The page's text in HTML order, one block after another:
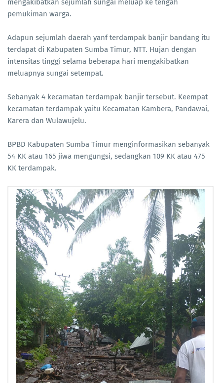
mengakibatkan sejumlah sungai meluap ke tengah
pemukiman warga.
Adapun sejumlah daerah yanf terdampak banjir bandang itu
terdapat di Kabupaten Sumba Timur, NTT. Hujan dengan
intensitas tinggi selama beberapa hari mengakibatkan
meluapnya sungai setempat.
Sebanyak 4 kecamatan terdampak banjir tersebut. Keempat
kecamatan terdampak yaitu Kecamatan Kambera, Pandawai,
Karera dan Wulawujelu.
BPBD Kabupaten Sumba Timur menginformasikan sebanyak
54 KK atau 165 jiwa mengungsi, sedangkan 109 KK atau 475
KK terdampak.